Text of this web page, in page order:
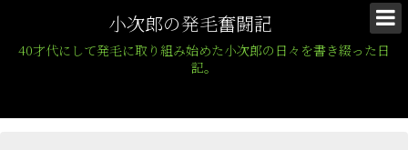
小次郎の発毛奮闘記
40才代にして発毛に取り組み始めた小次郎の日々を書き綴った日
記。